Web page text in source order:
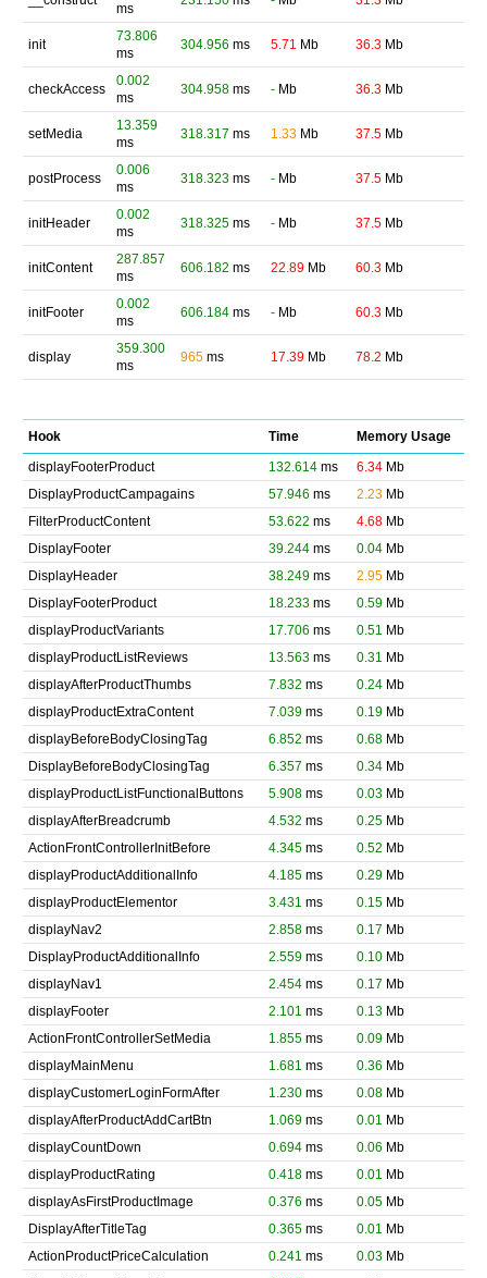
ms
init
73.806
ms
304.956 ms 5.71 Mb 36.3Mb
checkAccess
0.002
ms
304.958ms -Mb 36.3Mb
setMedia
13.359
ms
318.317 ms 1.33Mb 37.5Mb
postProcess
0.006
ms
318.323ms -Mb 37.5Mb
initHeader
0.002
ms
318.325ms -Mb 37.5Mb
initContent
287.857
ms
606.182 ms 22.89Mb 60.3Mb
initFooter
0.002
ms
606.184ms -Mb 60.3Mb
display
359.300
ms
965ms 17.39Mb 78.2 Mb
Hook Time
Memory Usage
displayFooterProduct
132.614ms 6.34Mb
DisplayProductCampagains
57.946 ms 2.23Mb
FilterProductContent
53.622 ms 4.68Mb
DisplayFooter
39.244ms 0.04Mb
DisplayHeader
38.249ms 2.95Mb
DisplayFooterProduct
18.233ms 0.59Mb
displayProductVariants
17.706 ms 0.51 Mb
displayProductListReviews
13.563ms 0.31 Mb
displayAfterProductThumbs
7.832 ms 0.24Mb
displayProductExtraContent
7.039ms 0.19Mb
displayBeforeBodyClosingTag
6.852 ms 0.68Mb
DisplayBeforeBodyClosingTag
6.357 ms 0.34Mb
displayProductListFunctionalButtons
5.908ms 0.03Mb
displayAfterBreadcrumb
4.532 ms 0.25Mb
ActionFrontControllerInitBefore
4.345ms 0.52 Mb
displayProductAdditionalInfo
4.185ms 0.29Mb
displayProductElementor
3.431 ms 0.15Mb
displayNav2
2.858ms 0.17 Mb
DisplayProductAdditionalInfo
2.559ms 0.10Mb
displayNav1
2.454ms 0.17 Mb
displayFooter
2.101 ms 0.13Mb
ActionFrontControllerSetMedia
1.855ms 0.09Mb
displayMainMenu
1.681 ms 0.36 Mb
displayCustomerLoginFormAfter
1.230ms 0.08Mb
displayAfterProductAddCartBtn
1.069ms 0.01 Mb
displayCountDown
0.694ms 0.06 Mb
displayProductRating
0.418ms 0.01 Mb
displayAsFirstProductImage
0.376 ms 0.05Mb
DisplayAfterTitleTag
0.365ms 0.01 Mb
ActionProductPriceCalculation
0.241 ms 0.03Mb